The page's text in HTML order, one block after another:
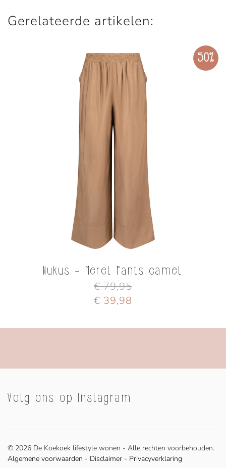
Gerelateerde artikelen:
50%
Nukus - Merel Pants camel
€ 79,95
€ 39,98
Volg ons op Instagram
© 2026 De Koekoek lifestyle wonen - Alle rechten voorbehouden.
Algemene voorwaarden - Disclaimer - Privacyverklaring